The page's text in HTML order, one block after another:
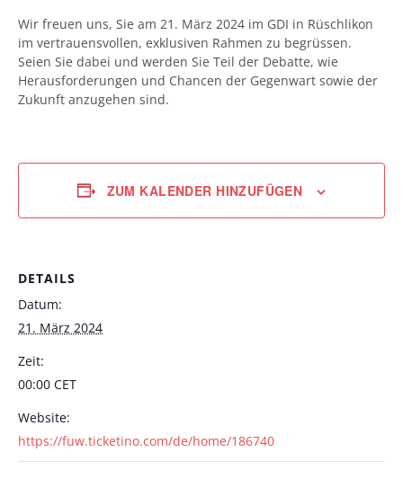
Wir freuen uns, Sie am 21. März 2024 im GDI in Rüschlikon
im vertrauensvollen, exklusiven Rahmen zu begrüssen.
Seien Sie dabei und werden Sie Teil der Debatte, wie
Herausforderungen und Chancen der Gegenwart sowie der
Zukunft anzugehen sind.
ZUM KALENDER HINZUFÜGEN
DETAILS
Datum:
21. März 2024
Zeit:
00:00 CET
Website:
https://fuw.ticketino.com/de/home/186740